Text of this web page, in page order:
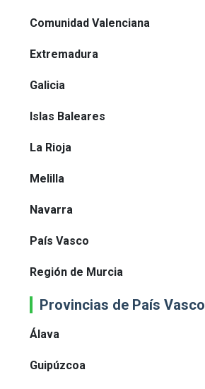
Comunidad Valenciana
Extremadura
Galicia
Islas Baleares
La Rioja
Melilla
Navarra
País Vasco
Región de Murcia
Provincias de País Vasco
Álava
Guipúzcoa